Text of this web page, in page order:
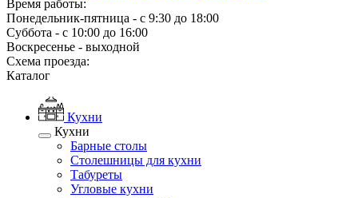
Время работы:
Понедельник-пятница - с 9:30 до 18:00
Суббота - с 10:00 до 16:00
Воскресенье - выходной
Схема проезда:
Каталог
Кухни
Кухни
Барные столы
Столешницы для кухни
Табуреты
Угловые кухни